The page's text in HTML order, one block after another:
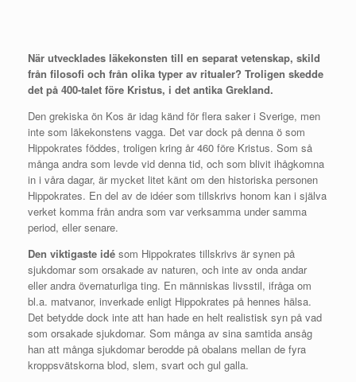
När utvecklades läkekonsten till en separat vetenskap, skild
från filosofi och från olika typer av ritualer? Troligen skedde
det på 400-talet före Kristus, i det antika Grekland.
Den grekiska ön Kos är idag känd för flera saker i Sverige, men
inte som läkekonstens vagga. Det var dock på denna ö som
Hippokrates föddes, troligen kring år 460 före Kristus. Som så
många andra som levde vid denna tid, och som blivit ihågkomna
in i våra dagar, är mycket litet känt om den historiska personen
Hippokrates. En del av de idéer som tillskrivs honom kan i själva
verket komma från andra som var verksamma under samma
period, eller senare.
Den viktigaste idé som Hippokrates tillskrivs är synen på
sjukdomar som orsakade av naturen, och inte av onda andar
eller andra övernaturliga ting. En människas livsstil, ifråga om
bl.a. matvanor, inverkade enligt Hippokrates på hennes hälsa.
Det betydde dock inte att han hade en helt realistisk syn på vad
som orsakade sjukdomar. Som många av sina samtida ansåg
han att många sjukdomar berodde på obalans mellan de fyra
kroppsvätskorna blod, slem, svart och gul galla.